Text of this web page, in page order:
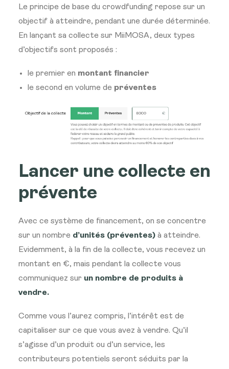
Le principe de base du crowdfunding repose sur un
objectif à atteindre, pendant une durée déterminée.
En lançant sa collecte sur MiiMOSA, deux types
d’objectifs sont proposés :
le premier en montant financier
le second en volume de préventes
Lancer une collecte en
prévente
Avec ce système de financement, on se concentre
sur un nombre d’unités (préventes) à atteindre.
Evidemment, à la fin de la collecte, vous recevez un
montant en €, mais pendant la collecte vous
communiquez sur un nombre de produits à
vendre.
Comme vous l’aurez compris, l’intérêt est de
capitaliser sur ce que vous avez à vendre. Qu’il
s’agisse d’un produit ou d’un service, les
contributeurs potentiels seront séduits par la